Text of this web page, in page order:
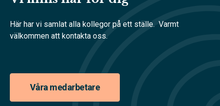
Här har vi samlat alla kollegor på ett ställe. Varmt
välkommen att kontakta oss.
Våra medarbetare